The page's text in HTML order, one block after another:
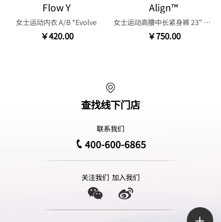
Flow Y
女士运动内衣 A/B *Evolve
￥420.00
Align™
女士运动高腰中长紧身裤 23" 芯吸
￥750.00
查找线下门店
联系我们
400-600-6865
关注我们 加入我们